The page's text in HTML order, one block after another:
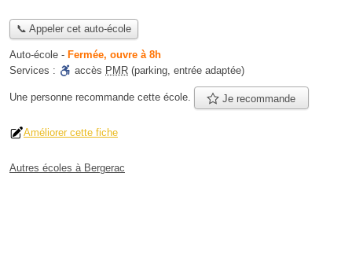
📞 Appeler cet auto-école
Auto-école - Fermée, ouvre à 8h
Services :
accès PMR (parking, entrée adaptée)
Une personne recommande cette école. Je recommande
Améliorer cette fiche
Autres écoles à Bergerac